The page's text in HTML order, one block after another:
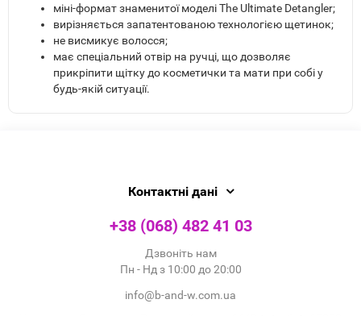
міні-формат знаменитої моделі The Ultimate Detangler;
вирізняється запатентованою технологією щетинок;
не висмикує волосся;
має спеціальний отвір на ручці, що дозволяє
прикріпити щітку до косметички та мати при собі у
будь-якій ситуації.
Контактні дані
+38 (068) 482 41 03
Дзвоніть нам
Пн - Нд з 10:00 до 20:00
info@b-and-w.com.ua